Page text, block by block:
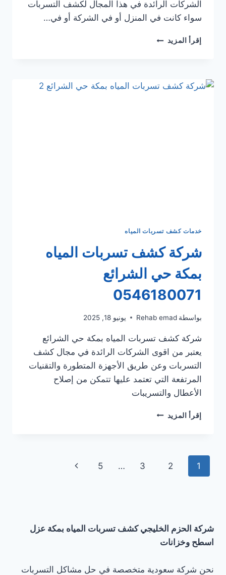
الشركات الرائدة في هذا المجال لكشف التسربات
سواء كانت في المنزل أو في الشركة أو في…
إقرأ المزيد شركة
حي
خدمات كشف تسربات المياه
شركة كشف تسربات المياه
بمكة حي الشرائع
0546180071
بواسطة Rehab emad يونيو 18, 2025
شركة كشف تسربات المياه بمكة حي الشرائع
يعتبر من اقوى الشركات الرائدة في مجال كشف
التسربات وعن طريق الأجهزة المتطورة والتقنيات
المرتفعة التي تعتمد عليها تتمكن من إصلاح
الأعطال والتسريبات
إقرأ المزيد شركة
تنقل
1
2
3
…
5
الصفحة
شركة الحزم الخليجي كشف تسربات المياه بمكة عزل
اسطح وخزانات
نحن شركة سعودية متخصصة في حل مشاكل التسربات